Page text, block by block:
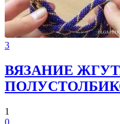
3
ВЯЗАНИЕ
1
0